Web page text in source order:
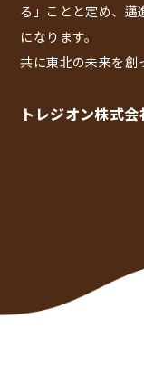
る」ことと定め、邁
になります。
共に東北の未来を創
トレジオン株式